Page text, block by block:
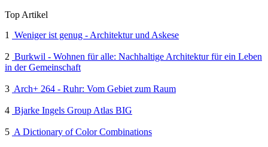
Top Artikel
1
Weniger ist genug - Architektur und Askese
2 Burkwil - Wohnen für alle: Nachhaltige Architektur für ein Leben
in der Gemeinschaft
3 Arch+ 264 - Ruhr: Vom Gebiet zum Raum
4 Bjarke Ingels Group Atlas BIG
5 A Dictionary of Color Combinations